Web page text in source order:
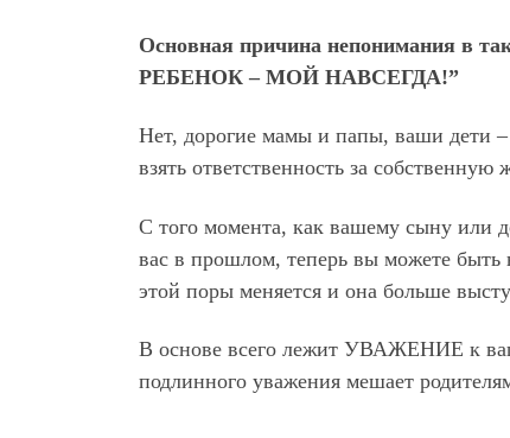
Основная причина непонимания
РЕБЕНОК – МОЙ НАВСЕГДА!”
Нет, дорогие мамы и папы, ваши дети
взять ответственность за собственную
С того момента, как вашему сыну или
вас в прошлом, теперь вы можете быть
этой поры меняется и она больше
В основе всего лежит УВАЖЕНИЕ к
подлинного уважения мешает